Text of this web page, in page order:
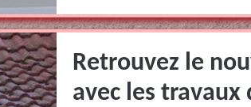
Retrouvez le
avec les travaux